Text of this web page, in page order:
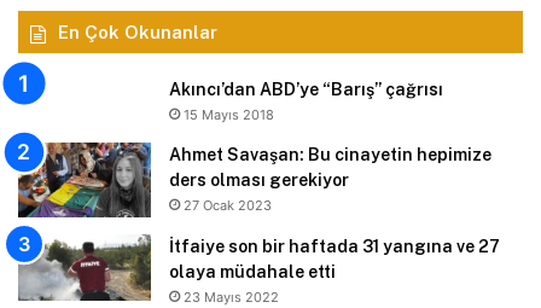
En Çok Okunanlar
Akıncı’dan ABD’ye “Barış” çağrısı
15 Mayıs 2018
Ahmet Savaşan: Bu cinayetin hepimize
ders olması gerekiyor
27 Ocak 2023
İtfaiye son bir haftada 31 yangına ve 27
olaya müdahale etti
23 Mayıs 2022